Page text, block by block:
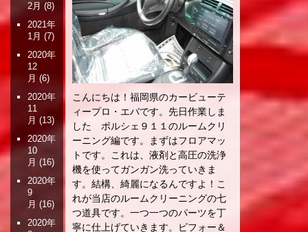
こんにちは！福岡県のカービューテ
ィープロ・エバです。先日作業しま
した ポルシェ９１１のルームクリ
ーニング編です。まずはフロアマッ
トです。これは、液剤と高圧の洗浄
機を使ってガンガン洗っていきま
す。結構、綺麗になるんですよ！こ
れが当店のルームクリーニングの七
つ道具です。一つ一つのパーツを丁
寧に仕上げていきます。ビフォー＆
2月 (8)
2021年
1月 (7)
2020年
12
月 (6)
2020年
11
月 (13)
2020年
10
月 (16)
2020年
9
月 (16)
2020年